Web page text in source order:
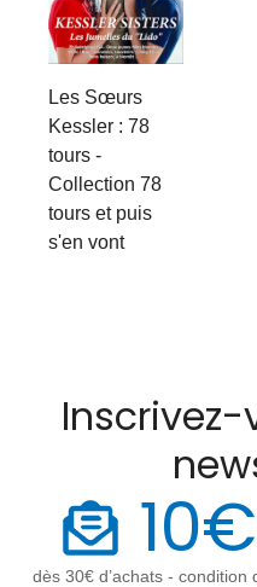
Les Sœurs
Kessler : 78
tours -
Collection 78
tours et puis
s'en vont
dès 30€ d’achats -